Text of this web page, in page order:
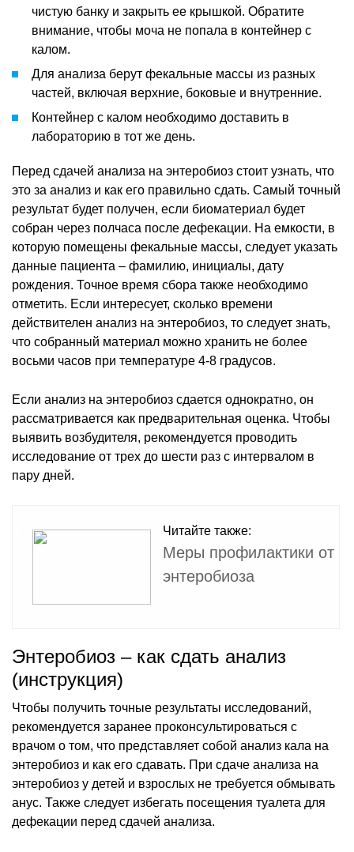
чистую банку и закрыть ее крышкой. Обратите
внимание, чтобы моча не попала в контейнер с
калом.
Для анализа берут фекальные массы из разных
частей, включая верхние, боковые и внутренние.
Контейнер с калом необходимо доставить в
лабораторию в тот же день.
Перед сдачей анализа на энтеробиоз стоит узнать, что
это за анализ и как его правильно сдать. Самый точный
результат будет получен, если биоматериал будет
собран через полчаса после дефекации. На емкости, в
которую помещены фекальные массы, следует указать
данные пациента – фамилию, инициалы, дату
рождения. Точное время сбора также необходимо
отметить. Если интересует, сколько времени
действителен анализ на энтеробиоз, то следует знать,
что собранный материал можно хранить не более
восьми часов при температуре 4-8 градусов.
Если анализ на энтеробиоз сдается однократно, он
рассматривается как предварительная оценка. Чтобы
выявить возбудителя, рекомендуется проводить
исследование от трех до шести раз с интервалом в
пару дней.
Читайте также:
Меры профилактики от
энтеробиоза
Энтеробиоз – как сдать анализ
(инструкция)
Чтобы получить точные результаты исследований,
рекомендуется заранее проконсультироваться с
врачом о том, что представляет собой анализ кала на
энтеробиоз и как его сдавать. При сдаче анализа на
энтеробиоз у детей и взрослых не требуется обмывать
анус. Также следует избегать посещения туалета для
дефекации перед сдачей анализа.